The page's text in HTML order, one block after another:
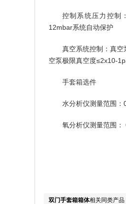
控制系统压力控制
12mbar系统自动保护
真空系统控制：真
空泵极限真空度≤2x10-
手套箱选件
水分析仪测量范围：
氧分析仪测量范围
双门手套箱箱体相关同类产品